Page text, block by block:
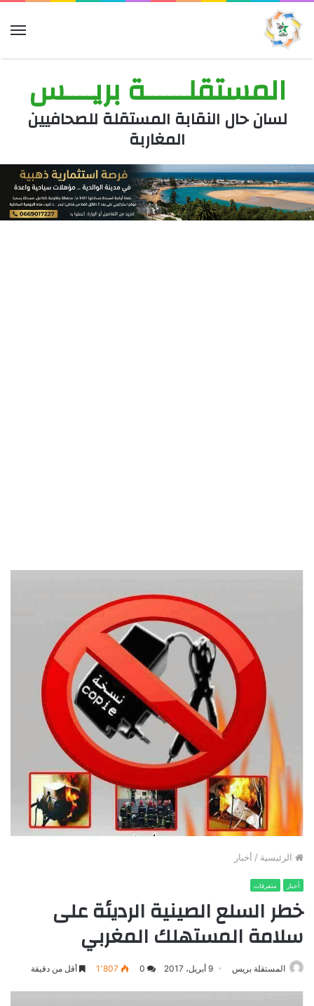
المستقلــــــة بريــــس
لسان حال النقابة المستقلة للصحافيين
المغاربة
الرئيسية / أخبار
أخبار متفرقات
خطر السلع الصينية الرديئة على
سلامة المستهلك المغربي
المستقلة بريس 9 أبريل، 2017 0 1٬807 أقل من دقيقة